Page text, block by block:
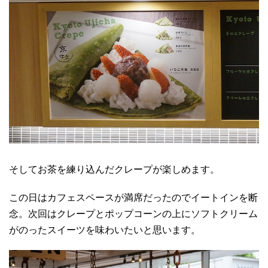
そしてお茶を練り込んだクレープが楽しめます。
この日はカフェスペースが満席だったのでイートインを断
念。次回はクレープとポップコーンの上にソフトクリーム
がのったスイーツを味わいたいと思います。